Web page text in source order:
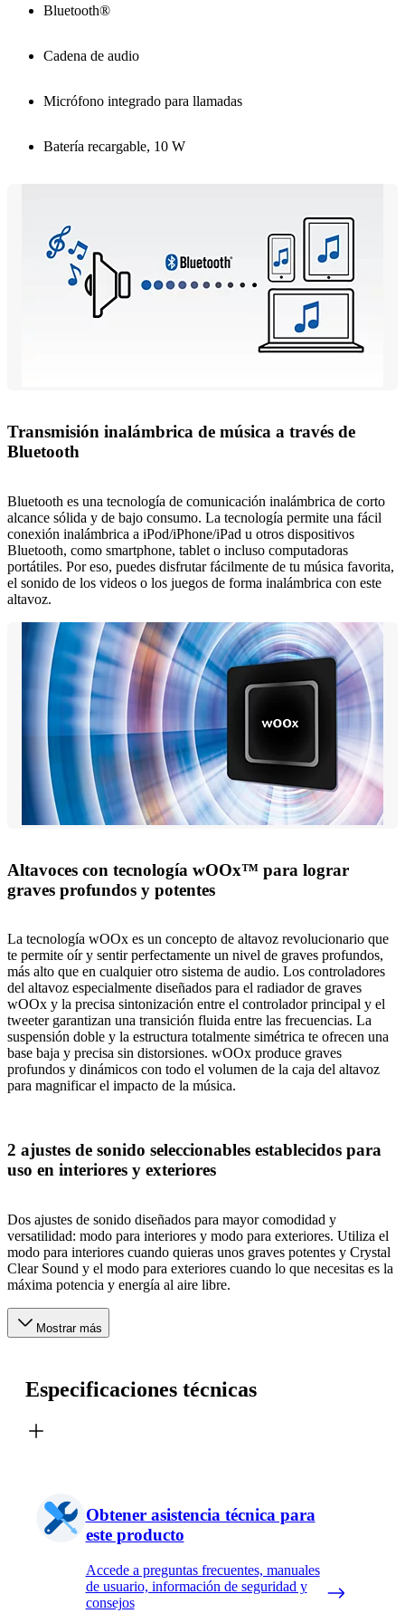
Bluetooth®
Cadena de audio
Micrófono integrado para llamadas
Batería recargable, 10 W
Transmisión inalámbrica de música a través de
Bluetooth
Bluetooth es una tecnología de comunicación inalámbrica de corto
alcance sólida y de bajo consumo. La tecnología permite una fácil
conexión inalámbrica a iPod/iPhone/iPad u otros dispositivos
Bluetooth, como smartphone, tablet o incluso computadoras
portátiles. Por eso, puedes disfrutar fácilmente de tu música favorita,
el sonido de los videos o los juegos de forma inalámbrica con este
altavoz.
Altavoces con tecnología wOOx™ para lograr
graves profundos y potentes
La tecnología wOOx es un concepto de altavoz revolucionario que
te permite oír y sentir perfectamente un nivel de graves profundos,
más alto que en cualquier otro sistema de audio. Los controladores
del altavoz especialmente diseñados para el radiador de graves
wOOx y la precisa sintonización entre el controlador principal y el
tweeter garantizan una transición fluida entre las frecuencias. La
suspensión doble y la estructura totalmente simétrica te ofrecen una
base baja y precisa sin distorsiones. wOOx produce graves
profundos y dinámicos con todo el volumen de la caja del altavoz
para magnificar el impacto de la música.
2 ajustes de sonido seleccionables establecidos para
uso en interiores y exteriores
Dos ajustes de sonido diseñados para mayor comodidad y
versatilidad: modo para interiores y modo para exteriores. Utiliza el
modo para interiores cuando quieras unos graves potentes y Crystal
Clear Sound y el modo para exteriores cuando lo que necesitas es la
máxima potencia y energía al aire libre.
Mostrar más
Especificaciones técnicas
Obtener asistencia técnica para
este producto
Accede a preguntas frecuentes, manuales
de usuario, información de seguridad y
consejos